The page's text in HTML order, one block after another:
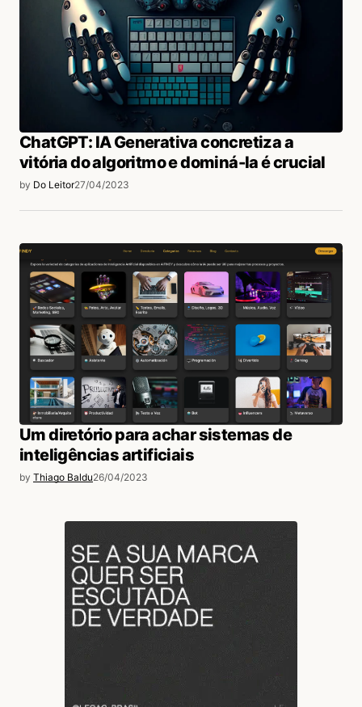
ChatGPT: IA Generativa concretiza a
vitória do algoritmo e dominá-la é crucial
by Do Leitor27/04/2023
Um diretório para achar sistemas de
inteligências artificiais
by Thiago Baldu26/04/2023